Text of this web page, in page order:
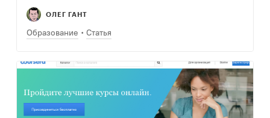
ОЛЕГ ГАНТ
Образование Статья